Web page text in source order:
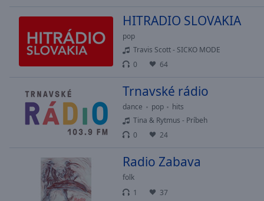
HITRADIO SLOVAKIA
pop
Travis Scott - SICKO MODE
0
64
Trnavské rádio
dance pop
hits
Tina & Rytmus - Príbeh
0
24
Radio Zabava
folk
1
37